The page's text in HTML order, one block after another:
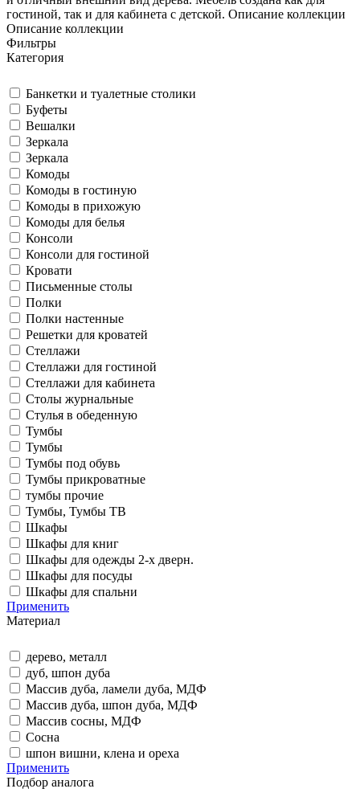
гостиной, так и для кабинета с детской. Описание коллекции
Описание коллекции
Фильтры
Категория
Банкетки и туалетные столики
Буфеты
Вешалки
Зеркала
Зеркала
Комоды
Комоды в гостиную
Комоды в прихожую
Комоды для белья
Консоли
Консоли для гостиной
Кровати
Письменные столы
Полки
Полки настенные
Решетки для кроватей
Стеллажи
Стеллажи для гостиной
Стеллажи для кабинета
Столы журнальные
Стулья в обеденную
Тумбы
Тумбы
Тумбы под обувь
Тумбы прикроватные
тумбы прочие
Тумбы, Тумбы ТВ
Шкафы
Шкафы для книг
Шкафы для одежды 2-х дверн.
Шкафы для посуды
Шкафы для спальни
Применить
Материал
дерево, металл
дуб, шпон дуба
Массив дуба, ламели дуба, МДФ
Массив дуба, шпон дуба, МДФ
Массив сосны, МДФ
Сосна
шпон вишни, клена и ореха
Применить
Подбор аналога